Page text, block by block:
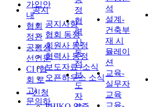
공지
공지사항
협회 동정
회원사 동정
협력사 동정
보도자료 /소식
오픈하우스 소식
신청
가입안
내
협회
정관
공평성
선언문
CI (협
회 로
고)
문의하
정
협
력
사
동
정
보
도
자
석
설계-
건축부
재 시
뮬레이
션
교육-
실무자
교육
교육-